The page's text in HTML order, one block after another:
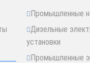
Промышленные
Дизельные
установки
Промышленные